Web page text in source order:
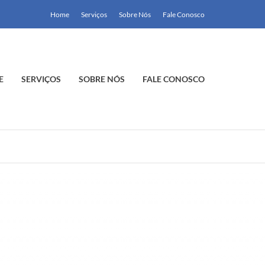
Home Serviços Sobre Nós Fale Conosco
SERVIÇOS SOBRE NÓS FALE CONOSCO